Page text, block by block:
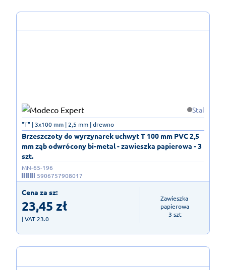
Stal
Brzeszczoty do wyrzynarek uchwyt T 100 mm PVC 2,5
mm ząb odwrócony bi-metal - zawieszka papierowa - 3
szt.
"T" | 3x100 mm | 2,5 mm | drewno
MN-65-196
5906757908017
Cena za sz:
23,45 zł
| VAT 23.0
Zawieszka
papierowa
3 szt